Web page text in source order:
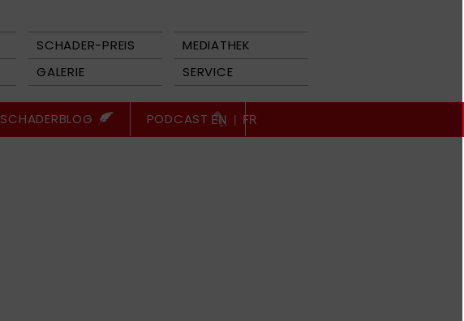
SCHADER-PREIS
MEDIATHEK
GALERIE SERVICE
SCHADERBLOG PODCAST EN | FR